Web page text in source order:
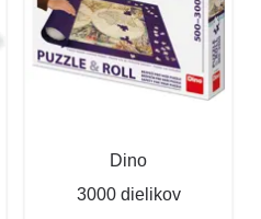
Dino
3000 dielikov